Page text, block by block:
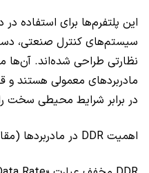
این پلتفرم‌ها برای استفاده
سیستم‌های کنترل صنعتی،
نظارتی طراحی شده‌اند. آن‌ها
مادربردهای معمولی هستند
در برابر شرایط محیطی سخت
اهمیت DDR در مادربردها (مقایسه)